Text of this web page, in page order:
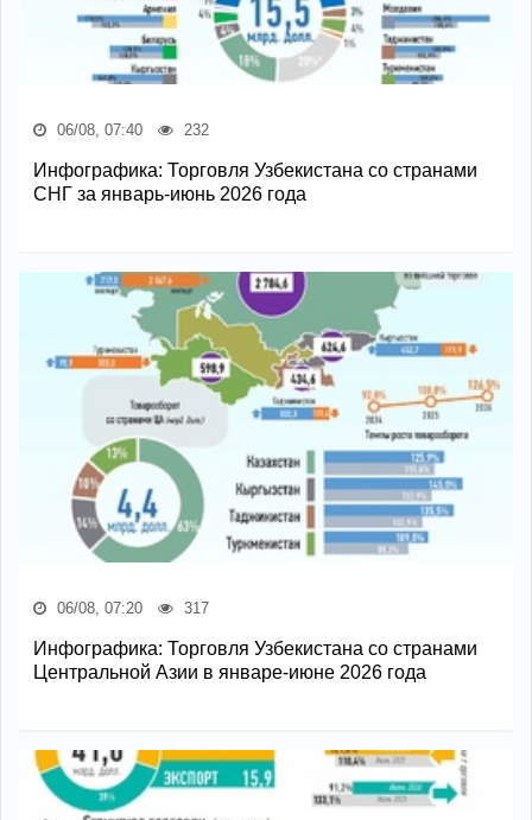
06/08, 07:40 232
Инфографика: Торговля Узбекистана со странами
СНГ за январь-июнь 2026 года
06/08, 07:20 317
Инфографика: Торговля Узбекистана со странами
Центральной Азии в январе-июне 2026 года